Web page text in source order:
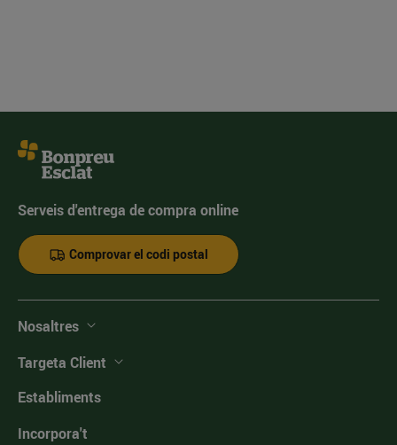
Serveis d'entrega de compra online
Comprovar el codi postal
Nosaltres
Targeta Client
Establiments
Incorpora't